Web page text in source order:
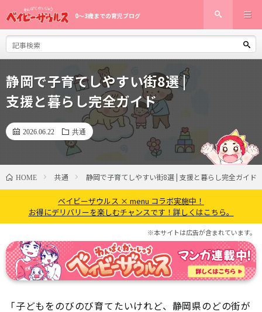
0〜3歳までの育児ブログ
静岡で子育てしやすい街8選 |
支援と暮らし完全ガイド
2026.06.22 共通
HOME 共通 静岡で子育てしやすい街8選 | 支援と暮らし完全ガイド
ベイビーザウルス × menu コラボ実施中！
お得にデリバリーを楽しむチャンスです！詳しくはこちら。
※本サイトは広告が含まれています。
「子どもをのびのび育てたいけれど、静岡県のどの街が